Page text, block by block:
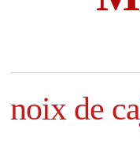
noix de